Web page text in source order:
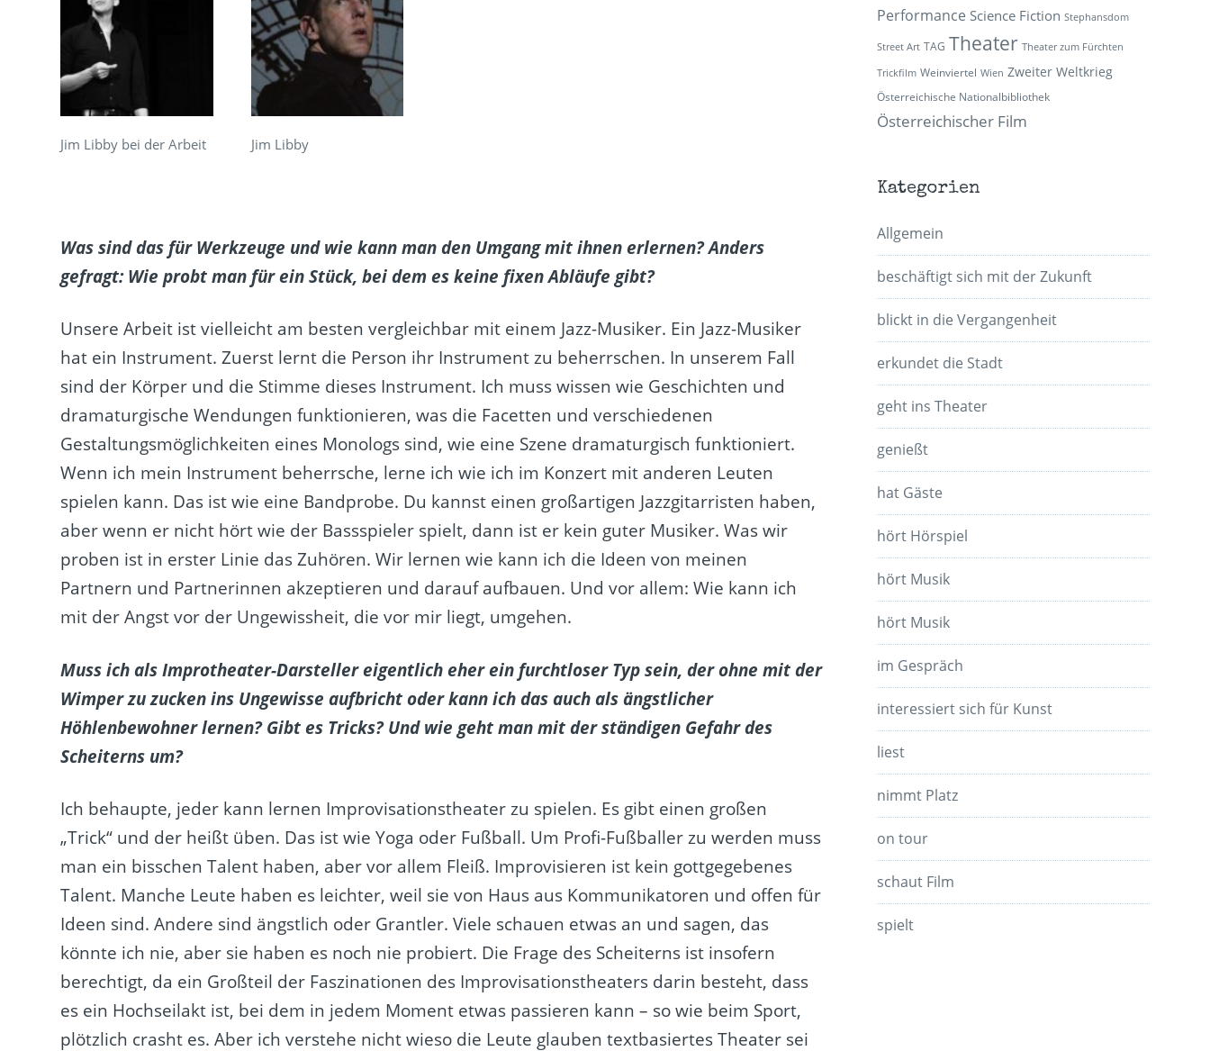
Jim Libby bei der Arbeit Jim Libby
Was sind das für Werkzeuge und wie kann man den Umgang mit ihnen erlernen? Anders
gefragt: Wie probt man für ein Stück, bei dem es keine fixen Abläufe gibt?
Unsere Arbeit ist vielleicht am besten vergleichbar mit einem Jazz-Musiker. Ein Jazz-Musiker
hat ein Instrument. Zuerst lernt die Person ihr Instrument zu beherrschen. In unserem Fall
sind der Körper und die Stimme dieses Instrument. Ich muss wissen wie Geschichten und
dramaturgische Wendungen funktionieren, was die Facetten und verschiedenen
Gestaltungsmöglichkeiten eines Monologs sind, wie eine Szene dramaturgisch funktioniert.
Wenn ich mein Instrument beherrsche, lerne ich wie ich im Konzert mit anderen Leuten
spielen kann. Das ist wie eine Bandprobe. Du kannst einen großartigen Jazzgitarristen haben,
aber wenn er nicht hört wie der Bassspieler spielt, dann ist er kein guter Musiker. Was wir
proben ist in erster Linie das Zuhören. Wir lernen wie kann ich die Ideen von meinen
Partnern und Partnerinnen akzeptieren und darauf aufbauen. Und vor allem: Wie kann ich
mit der Angst vor der Ungewissheit, die vor mir liegt, umgehen.
Muss ich als Improtheater-Darsteller eigentlich eher ein furchtloser Typ sein, der ohne mit der
Wimper zu zucken ins Ungewisse aufbricht oder kann ich das auch als ängstlicher
Höhlenbewohner lernen? Gibt es Tricks? Und wie geht man mit der ständigen Gefahr des
Scheiterns um?
Ich behaupte, jeder kann lernen Improvisationstheater zu spielen. Es gibt einen großen
„Trick“ und der heißt üben. Das ist wie Yoga oder Fußball. Um Profi-Fußballer zu werden muss
man ein bisschen Talent haben, aber vor allem Fleiß. Improvisieren ist kein gottgegebenes
Talent. Manche Leute haben es leichter, weil sie von Haus aus Kommunikatoren und offen für
Ideen sind. Andere sind ängstlich oder Grantler. Viele schauen etwas an und sagen, das
könnte ich nie, aber sie haben es noch nie probiert. Die Frage des Scheiterns ist insofern
berechtigt, da ein Großteil der Faszinationen des Improvisationstheaters darin besteht, dass
es ein Hochseilakt ist, bei dem in jedem Moment etwas passieren kann – so wie beim Sport,
plötzlich crasht es. Aber ich verstehe nicht wieso die Leute glauben textbasiertes Theater sei
Performance Science Fiction Stephansdom
Street Art TAG Theater Theater zum Fürchten
Trickfilm Weinviertel Wien Zweiter Weltkrieg
Österreichische Nationalbibliothek
Österreichischer Film
Kategorien
Allgemein
beschäftigt sich mit der Zukunft
blickt in die Vergangenheit
erkundet die Stadt
geht ins Theater
genießt
hat Gäste
hört Hörspiel
hört Musik
hört Musik
im Gespräch
interessiert sich für Kunst
liest
nimmt Platz
on tour
schaut Film
spielt